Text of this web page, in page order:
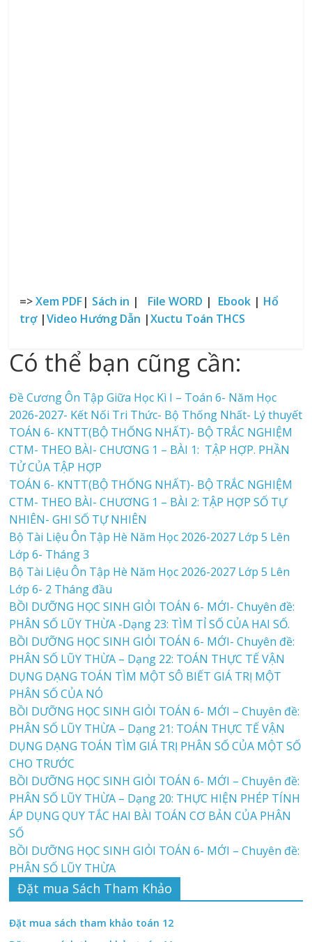
=>Xem PDF| Sách in | File WORD | Ebook | Hổ
trợ|Video Hướng Dẫn |Xuctu Toán THCS
Có thể bạn cũng cần:
Đề Cương Ôn Tập Giữa Học Kì I – Toán 6- Năm Học
2026-2027- Kết Nối Tri Thức- Bộ Thống Nhất- Lý thuyết
TOÁN 6- KNTT(BỘ THỐNG NHẤT)- BỘ TRẮC NGHIỆM
CTM- THEO BÀI- CHƯƠNG 1 – BÀI 1: TẬP HỢP. PHẦN
TỬ CỦA TẬP HỢP
TOÁN 6- KNTT(BỘ THỐNG NHẤT)- BỘ TRẮC NGHIỆM
CTM- THEO BÀI- CHƯƠNG 1 – BÀI 2: TẬP HỢP SỐ TỰ
NHIÊN- GHI SỐ TỰ NHIÊN
Bộ Tài Liệu Ôn Tập Hè Năm Học 2026-2027 Lớp 5 Lên
Lớp 6- Tháng 3
Bộ Tài Liệu Ôn Tập Hè Năm Học 2026-2027 Lớp 5 Lên
Lớp 6- 2 Tháng đầu
BỒI DƯỠNG HỌC SINH GIỎI TOÁN 6- MỚI- Chuyên đề:
PHÂN SỐ LŨY THỪA -Dạng 23: TÌM TỈ SỐ CỦA HAI SỐ.
BỒI DƯỠNG HỌC SINH GIỎI TOÁN 6- MỚI- Chuyên đề:
PHÂN SỐ LŨY THỪA – Dạng 22: TOÁN THỰC TẾ VẬN
DỤNG DẠNG TOÁN TÌM MỘT SÔ BIẾT GIÁ TRỊ MỘT
PHÂN SỐ CỦA NÓ
BỒI DƯỠNG HỌC SINH GIỎI TOÁN 6- MỚI – Chuyên đề:
PHÂN SỐ LŨY THỪA – Dạng 21: TOÁN THỰC TẾ VẬN
DỤNG DẠNG TOÁN TÌM GIÁ TRỊ PHÂN SỐ CỦA MỘT SỐ
CHO TRƯỚC
BỒI DƯỠNG HỌC SINH GIỎI TOÁN 6- MỚI – Chuyên đề:
PHÂN SỐ LŨY THỪA – Dạng 20: THỰC HIỆN PHÉP TÍNH
ÁP DỤNG QUY TẮC HAI BÀI TOÁN CƠ BẢN CỦA PHÂN
SỐ
BỒI DƯỠNG HỌC SINH GIỎI TOÁN 6- MỚI – Chuyên đề:
PHÂN SỐ LŨY THỪA
Đặt mua Sách Tham Khảo
Đặt mua sách tham khảo toán 12